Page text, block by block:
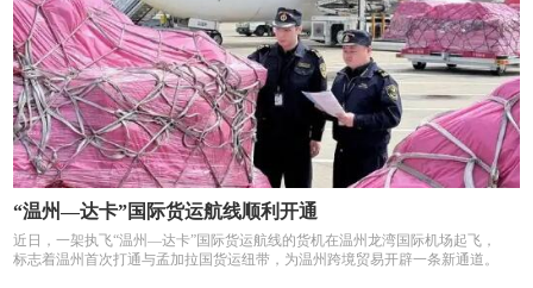
“温州—达卡”国际货运航线顺利开通
近日，一架执飞“温州—达卡”国际货运航线的货机在温州龙湾国际机场起飞，
标志着温州首次打通与孟加拉国货运纽带，为温州跨境贸易开辟一条新通道。